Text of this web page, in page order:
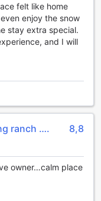
felt like home
enjoy the snow
stay extra special.
and I will
ranch …. 8,8
owner…calm place